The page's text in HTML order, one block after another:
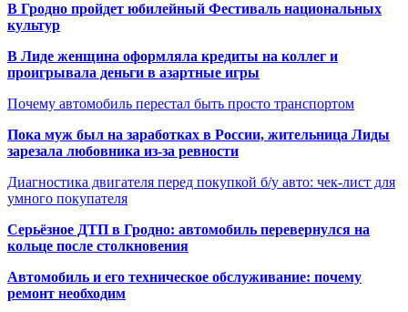
В Гродно пройдет юбилейный Фестиваль национальных
культур
В Лиде женщина оформляла кредиты на коллег и
проигрывала деньги в азартные игры
Почему автомобиль перестал быть просто транспортом
Пока муж был на заработках в России, жительница Лиды
зарезала любовника из-за ревности
Диагностика двигателя перед покупкой б/у авто: чек-лист для
умного покупателя
Серьёзное ДТП в Гродно: автомобиль перевернулся на
кольце после столкновения
Автомобиль и его техническое обслуживание: почему
ремонт необходим